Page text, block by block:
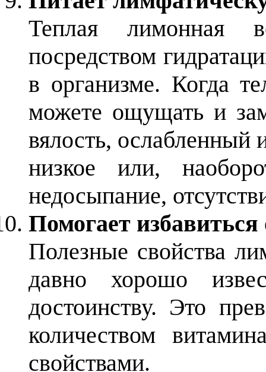
Теплая лимонная
посредством
в организме. Когда
можете ощущать и
вялость, ослабленный
низкое или,
недосыпание,
Помогает
Полезные свойства
давно хорошо
достоинству. Это
количеством
свойствами.